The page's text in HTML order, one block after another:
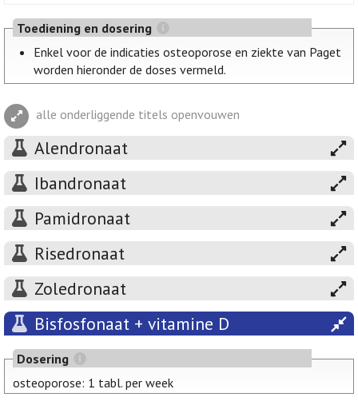
Toediening en dosering
Enkel voor de indicaties osteoporose en ziekte van Paget
worden hieronder de doses vermeld.
alle onderliggende titels openvouwen
Alendronaat
Ibandronaat
Pamidronaat
Risedronaat
Zoledronaat
Bisfosfonaat + vitamine D
Dosering
osteoporose: 1 tabl. per week